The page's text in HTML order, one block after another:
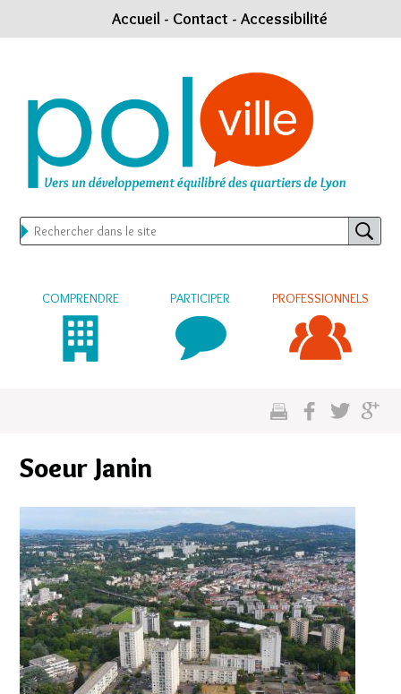
Accueil- Contact - Accessibilité
COMPRENDRE PARTICIPER PROFESSIONNELS
Soeur Janin